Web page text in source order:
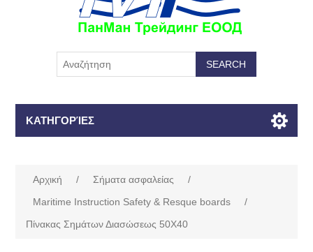
ΚΑΤΗΓΟΡΊΕΣ
Αρχική / Σήματα ασφαλείας
/
Maritime Instruction Safety & Resque boards
/
Πίνακας Σημάτων Διασώσεως 50Χ40